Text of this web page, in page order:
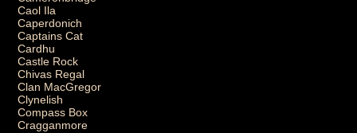
Caol Ila
Caperdonich
Captains Cat
Cardhu
Castle Rock
Chivas Regal
Clan MacGregor
Clynelish
Compass Box
Cragganmore